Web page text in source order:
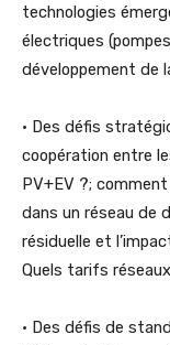
technologies
électriques
développement de
• Des défis
coopération entre
PV+EV ?;
dans un réseau de
résiduelle et
Quels tarifs
• Des défis de